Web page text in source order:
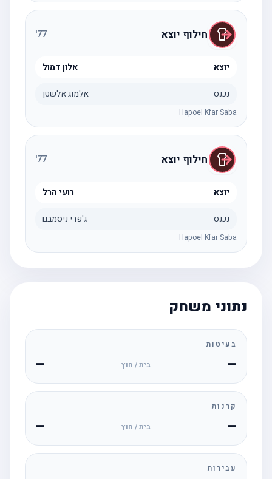
חילוף יוצא 77
'
יוצא אלון דמול
נכנס אלמוג אלשטן
Hapoel Kfar Saba
חילוף יוצא 77
'
יוצא רועי הרל
נכנס ג'פרי ניסמבם
Hapoel Kfar Saba
נתוני משחק
בעיטות
— בית / חוץ —
קרנות
— בית / חוץ —
עבירות